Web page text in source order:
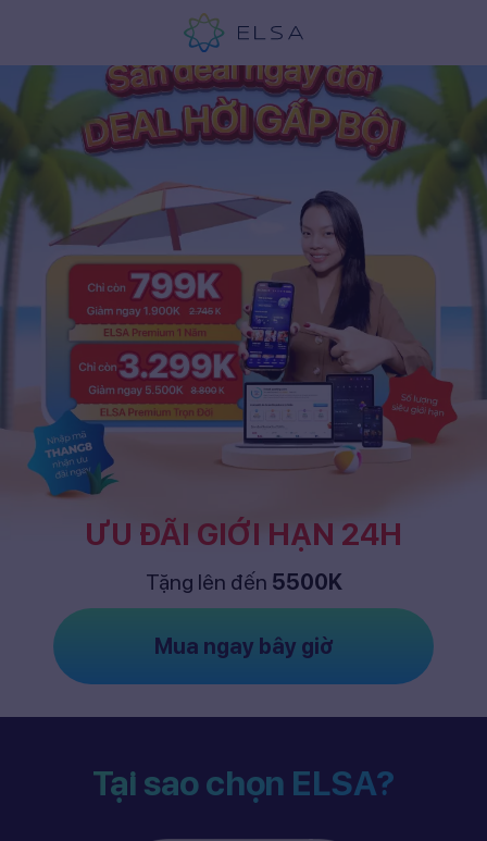
ƯU ĐÃI GIỚI HẠN 24H
Tặng lên đến 5500K
Mua ngay bây giờ
Tại sao chọn ELSA?